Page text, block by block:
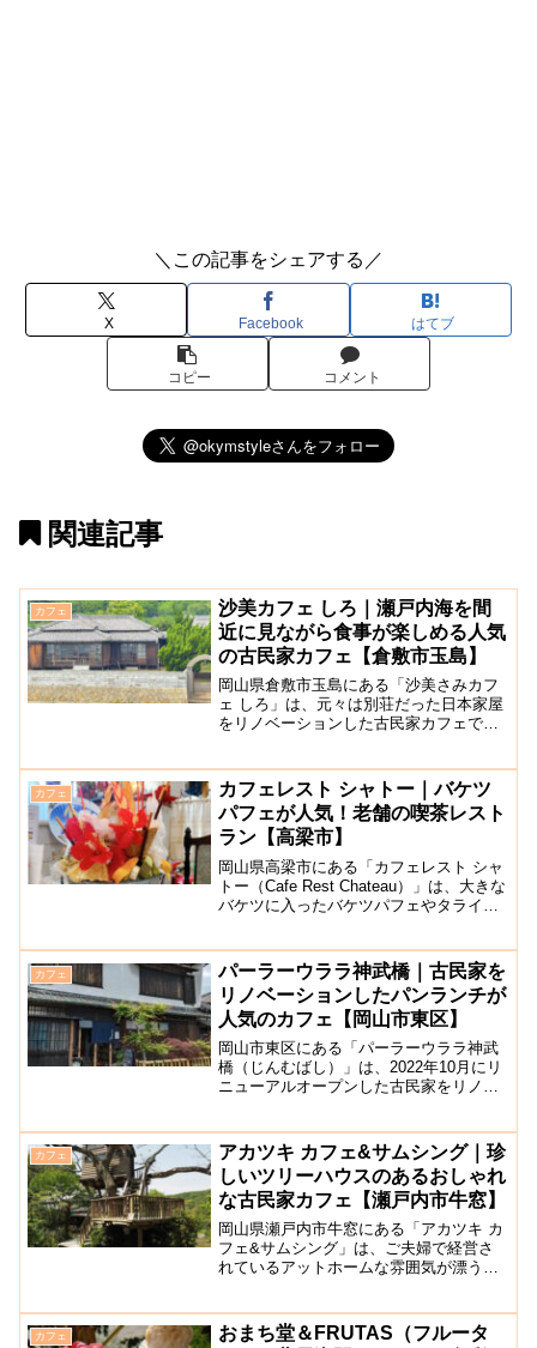
＼この記事をシェアする／
X Facebook はてブ
コピー コメント
関連記事
カフェ
沙美カフェ しろ｜瀬戸内海を間
近に見ながら食事が楽しめる人気
の古民家カフェ【倉敷市玉島】
岡山県倉敷市玉島にある「沙美さみカフ
ェ しろ」は、元々は別荘だった日本家屋
をリノベーションした古民家カフェで
空を眺めながらゆったりと食事を楽しむ
ことができますよ。カフェ...
カフェ
カフェレスト シャトー｜バケツ
パフェが人気！老舗の喫茶レスト
ラン【高梁市】
岡山県高梁市にある「カフェレスト シャ
トー（Cafe Rest Chateau）」は、大きな
バケツに入ったバケツパフェやタライパ
しさを感じさせてくれる喫茶店のような
雰囲...
カフェ
パーラーウララ神武橋｜古民家を
リノベーションしたパンランチが
人気のカフェ【岡山市東区】
岡山市東区にある「パーラーウララ神武
橋（じんむばし）」は、2022年10月にリ
ニューアルオープンした古民家をリノベ
れていました。お店は築90年の古民家を
利用したもので、...
カフェ
アカツキ カフェ&サムシング｜珍
しいツリーハウスのあるおしゃれ
な古民家カフェ【瀬戸内市牛窓】
岡山県瀬戸内市牛窓にある「アカツキ カ
フェ&サムシング」は、ご夫婦で経営さ
れているアットホームな雰囲気が漂う、
の敷地内には、日本では珍しいツリーハ
ウスがあることでも有名...
カフェ
おまち堂＆FRUTAS（フルータ